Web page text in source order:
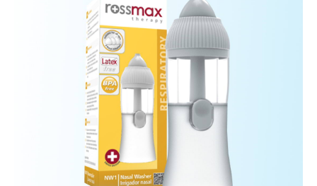
Интимно здравје
Лична хигиена
Медицински апрати
Нега на кожа